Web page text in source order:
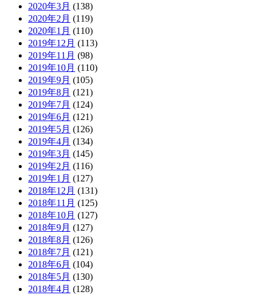
2020年3月 (138)
2020年2月 (119)
2020年1月 (110)
2019年12月 (113)
2019年11月 (98)
2019年10月 (110)
2019年9月 (105)
2019年8月 (121)
2019年7月 (124)
2019年6月 (121)
2019年5月 (126)
2019年4月 (134)
2019年3月 (145)
2019年2月 (116)
2019年1月 (127)
2018年12月 (131)
2018年11月 (125)
2018年10月 (127)
2018年9月 (127)
2018年8月 (126)
2018年7月 (121)
2018年6月 (104)
2018年5月 (130)
2018年4月 (128)